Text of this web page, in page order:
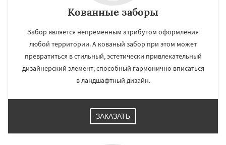
Кованные заборы
Забор является непременным атрибутом оформления
любой территории. А кованый забор при этом может
превратиться в стильный, эстетически привлекательный
дизайнерский элемент, способный гармонично вписаться
в ландшафтный дизайн.
ЗАКАЗАТЬ